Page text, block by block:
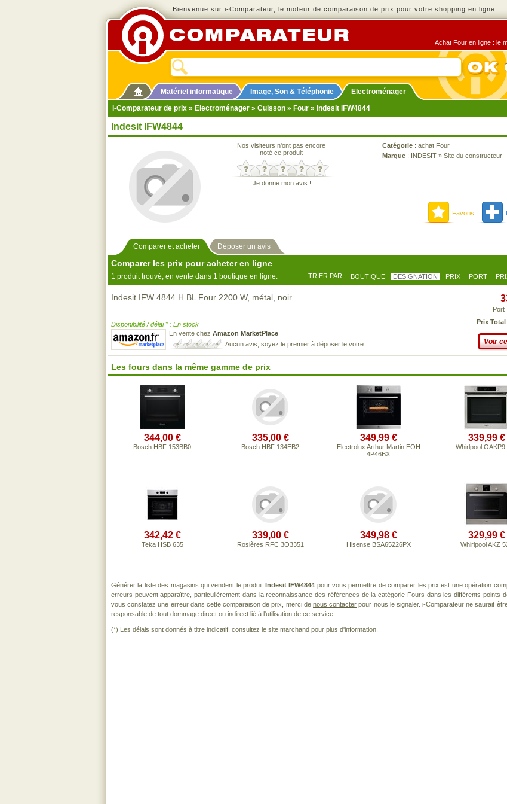
Bienvenue sur i-Comparateur, le moteur de comparaison de prix pour votre shopping en ligne.
Achat Four en ligne : le
Matériel informatique Image, Son & Téléphonie
Electroménager
i-Comparateur de prix » Electroménager » Cuisson » Four » Indesit IFW4844
Indesit IFW4844
Nos visiteurs n'ont pas encore
noté ce produit
Je donne mon avis !
Catégorie : achat Four
Marque : INDESIT » Site du constructeur
Favoris
Comparer et acheter Déposer un avis
Comparer les prix pour acheter en ligne
1 produit trouvé, en vente dans 1 boutique en ligne. TRIER PAR : BOUTIQUE DÉSIGNATION PRIX PORT
Indesit IFW 4844 H BL Four 2200 W, métal, noir
Disponibilité / délai * : En stock
En vente chez Amazon MarketPlace
Aucun avis, soyez le premier à déposer le votre
Port
Prix Total
Voir
Les fours dans la même gamme de prix
344,00 €
Bosch HBF 153BB0
335,00 €
Bosch HBF 134EB2
349,99 €
Electrolux Arthur Martin EOH
4P46BX
339,99 €
Whirlpool OAKP9
342,42 €
Teka HSB 635
339,00 €
Rosières RFC 3O3351
349,98 €
Hisense BSA65226PX
329,99 €
Whirlpool AKZ
Générer la liste des magasins qui vendent le produit Indesit IFW4844 pour vous permettre de comparer les prix est une opération
erreurs peuvent apparaître, particulièrement dans la reconnaissance des références de la catégorie Fours dans les différents points
vous constatez une erreur dans cette comparaison de prix, merci de nous contacter pour nous le signaler. i-Comparateur ne saurait
responsable de tout dommage direct ou indirect lié à l'utilisation de ce service.
(*) Les délais sont donnés à titre indicatif, consultez le site marchand pour plus d'information.